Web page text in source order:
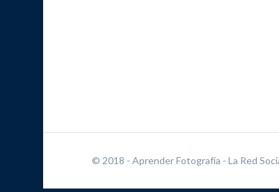
© 2018 - Aprender Fotografía - La Red